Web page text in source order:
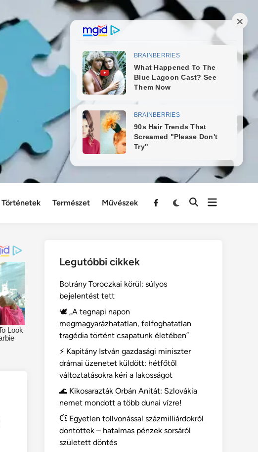
Történetek Természet Művészek
Menu
Legutóbbi cikkek
Botrány Toroczkai körül: súlyos
bejelentést tett
🕊️ „A tegnapi napon
megmagyarázhatatlan, felfoghatatlan
tragédia történt csapatunk életében”
⚡ Kapitány István gazdasági miniszter
drámai üzenetet küldött: hétfőtől
változtatásokra kéri a lakosságot
🌊 Kikosarazták Orbán Anitát: Szlovákia
nemet mondott a több dunai vízre!
💥 Egyetlen tollvonással százmilliárdokról
döntöttek – hatalmas pénzek sorsáról
született döntés